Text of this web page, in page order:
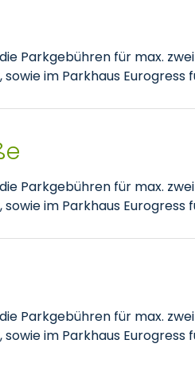
Parkgebühren für max.
im Parkhaus Eurogress
Parkgebühren für max.
im Parkhaus Eurogress
Parkgebühren für max.
im Parkhaus Eurogress